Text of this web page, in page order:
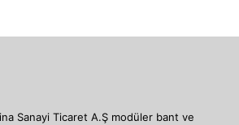
Sanayi Ticaret A.Ş modüler bant ve